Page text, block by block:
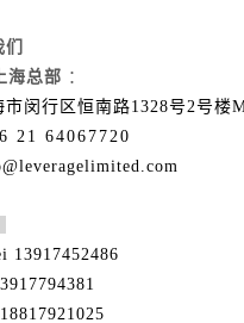
海总部 ：
市闵行区恒南路1328号2号楼
21 64067720
13917452486